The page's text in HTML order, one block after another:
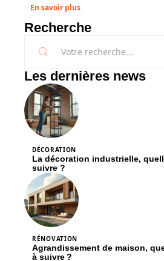
DÉCORATION
La décoration industrielle,
suivre ?
RÉNOVATION
Agrandissement de maison,
à suivre ?
HABITAT
Que couvre l’assurance prêt